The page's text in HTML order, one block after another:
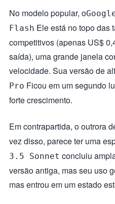
No modelo popular, o
Flash Ele está no topo das
competitivos (apenas US$
saída), uma grande janela
velocidade. Sua versão de
Pro Ficou em um segundo
forte crescimento.
Em contrapartida, o outrora
vez disso, parece ter uma
3.5 Sonnet concluiu
versão antiga, mas seu uso
mas entrou em um estado